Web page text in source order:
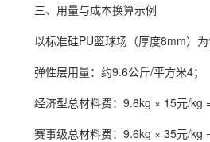
三、用量与成本换算示例
以标准硅PU篮球场（厚度8mm）为
弹性层用量：约9.6公斤/平方米4；
经济型总材料费：9.6kg × 15元/kg =
赛事级总材料费：9.6kg × 35元/kg =